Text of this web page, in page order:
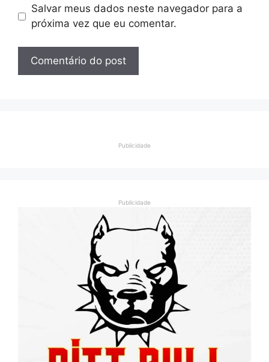
Salvar meus dados neste navegador para a
próxima vez que eu comentar.
Publicidade
Publicidade